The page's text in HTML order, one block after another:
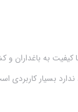
به باغداران و
ندارد بسیار